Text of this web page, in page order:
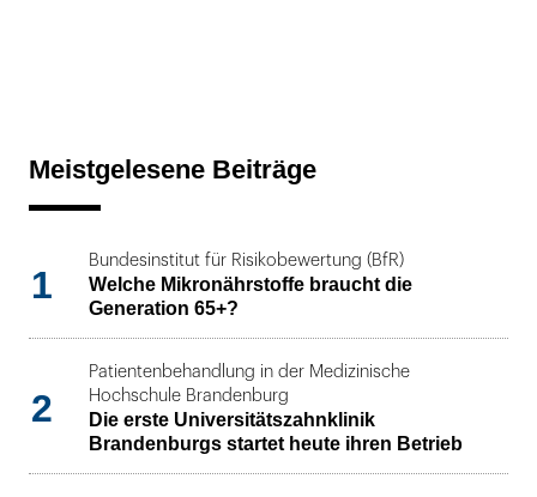
Meistgelesene Beiträge
1
Bundesinstitut für Risikobewertung (BfR)
Welche Mikronährstoffe braucht die
Generation 65+?
2
Patientenbehandlung in der Medizinische
Hochschule Brandenburg
Die erste Universitätszahnklinik
Brandenburgs startet heute ihren Betrieb